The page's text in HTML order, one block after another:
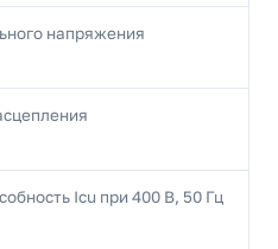
напряжения
Icu при 400 В, 50 Гц